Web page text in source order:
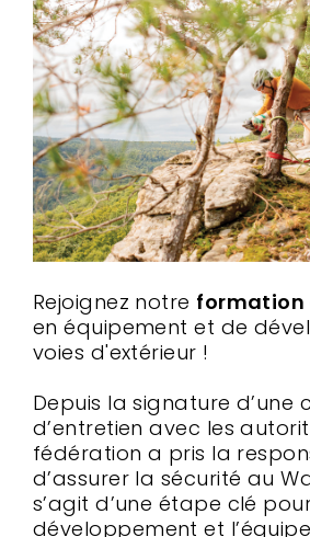
Rejoignez notre formation
en équipement et de
voies d'extérieur !
Depuis la signature d’une
d’entretien avec les
fédération a pris la
d’assurer la sécurité au
s’agit d’une étape clé
développement et